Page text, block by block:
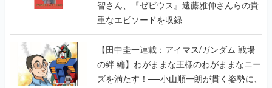
智さん、『ゼビウス』遠藤雅伸さんらの貴
重なエピソードを収録
【田中圭一連載：アイマス/ガンダム 戦場
の絆 編】わがままな王様のわがままなニー
ズを満たす！──小山順一朗が貫く姿勢に、